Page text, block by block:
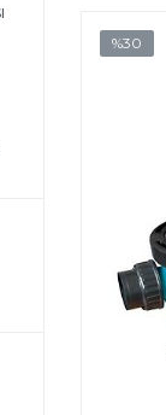
%30